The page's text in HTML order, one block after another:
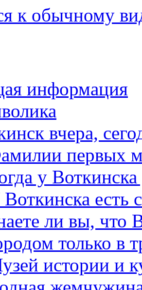
к обычному
информация
вчера,
первых
у
есть
ли вы, что
только в
истории и